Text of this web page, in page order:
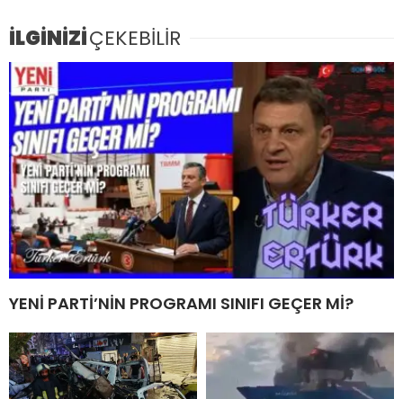
İLGİNİZİÇEKEBİLİR
YENİ PARTİ’NİN PROGRAMI SINIFI GEÇER Mİ?